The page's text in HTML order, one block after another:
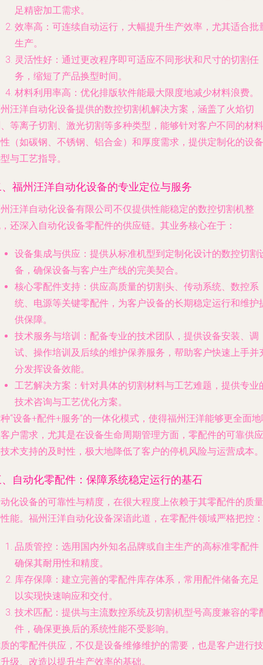
足精密加工需求。
效率高 ：可连续自动运行，大幅提升生产效率，尤其适合批
生产。
灵活性好 ：通过更改程序即可适应不同形状和尺寸的切割任
务，缩短了产品换型时间。
材料利用率高 ：优化排版软件能最大限度地减少材料浪费。
汪洋自动化设备提供的数控切割机解决方案，涵盖了火焰切
等离子切割、激光切割等多种类型，能够针对客户不同的材料
（如碳钢、不锈钢、铝合金）和厚度需求，提供定制化的设备
与工艺指导。
福州汪洋自动化设备的专业定位与服务
汪洋自动化设备有限公司不仅提供性能稳定的数控切割机整
还深入自动化设备零配件的供应链。其业务核心在于：
设备集成与供应 ：提供从标准机型到定制化设计的数控切割
备，确保设备与客户生产线的完美契合。
核心零配件支持 ：供应高质量的切割头、传动系统、数控系
统、电源等关键零配件，为客户设备的长期稳定运行和维护
供保障。
技术服务与培训
：配备专业的技术团队，提供设备安装、调
试、操作培训及后续的维护保养服务，帮助客户快速上手并
分发挥设备效能。
工艺解决方案 ：针对具体的切割材料与工艺难题，提供专业
技术咨询与工艺优化方案。
“设备+配件+服务”的一体化模式，使得福州汪洋能够更全面
户需求，尤其是在设备生命周期管理方面，零配件的可靠供应
术支持的及时性，极大地降低了客户的停机风险与运营成本。
自动化零配件：保障系统稳定运行的基石
化设备的可靠性与精度，在很大程度上依赖于其零配件的质量
能。福州汪洋自动化设备深谙此道，在零配件领域严格把控：
品质管控 ：选用国内外知名品牌或自主生产的高标准零配件
确保其耐用性和精度。
库存保障 ：建立完善的零配件库存体系，常用配件储备充足
以实现快速响应和交付。
技术匹配 ：提供与主流数控系统及切割机型号高度兼容的零
件，确保更换后的系统性能不受影响。
的零配件供应，不仅是设备维修维护的需要，也是客户进行技
级、改造以提升生产效率的基础。